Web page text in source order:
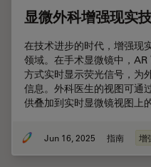
显微外科增强现实
在技术进步的时代，增强现
领域。在手术显微镜中，
方式实时显示荧光信号，为
信息。外科医生的视图可通
供叠加到实时显微镜视图上
Jun 16, 2025 指南 增